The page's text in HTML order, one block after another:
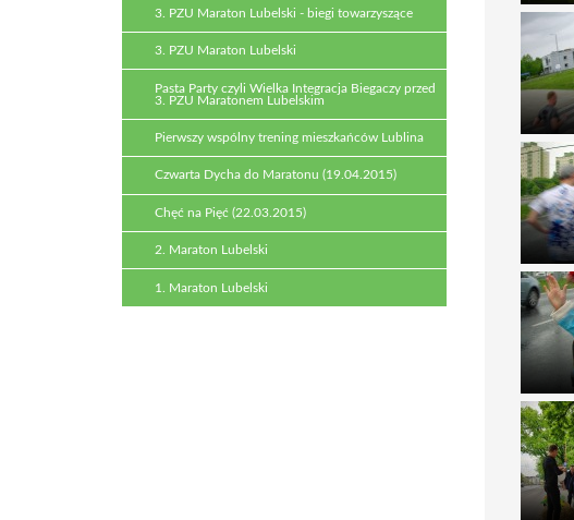
3. PZU Maraton Lubelski - biegi towarzyszące
3. PZU Maraton Lubelski
Pasta Party czyli Wielka Integracja Biegaczy przed
3. PZU Maratonem Lubelskim
Pierwszy wspólny trening mieszkańców Lublina
Czwarta Dycha do Maratonu (19.04.2015)
Chęć na Pięć (22.03.2015)
2. Maraton Lubelski
1. Maraton Lubelski